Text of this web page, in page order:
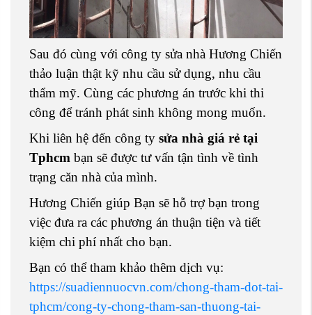
Sau đó cùng với công ty sửa nhà Hương Chiến
thảo luận thật kỹ nhu cầu sử dụng, nhu cầu
thẩm mỹ. Cùng các phương án trước khi thi
công để tránh phát sinh không mong muốn.
Khi liên hệ đến công ty sửa nhà giá rẻ tại
Tphcm bạn sẽ được tư vấn tận tình về tình
trạng căn nhà của mình.
Hương Chiến giúp Bạn sẽ hỗ trợ bạn trong
việc đưa ra các phương án thuận tiện và tiết
kiệm chi phí nhất cho bạn.
Bạn có thể tham khảo thêm dịch vụ:
https://suadiennuocvn.com/chong-tham-dot-tai-
tphcm/cong-ty-chong-tham-san-thuong-tai-